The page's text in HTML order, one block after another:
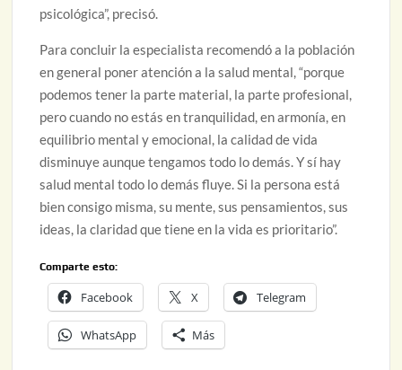
psicológica”, precisó.
Para concluir la especialista recomendó a la población
en general poner atención a la salud mental, “porque
podemos tener la parte material, la parte profesional,
pero cuando no estás en tranquilidad, en armonía, en
equilibrio mental y emocional, la calidad de vida
disminuye aunque tengamos todo lo demás. Y sí hay
salud mental todo lo demás fluye. Si la persona está
bien consigo misma, su mente, sus pensamientos, sus
ideas, la claridad que tiene en la vida es prioritario”.
Comparte esto:
Facebook X Telegram
WhatsApp Más